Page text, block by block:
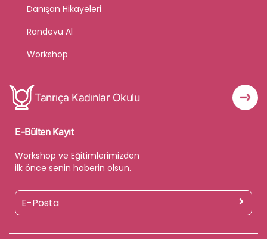
Danışan Hikayeleri
Randevu Al
Workshop
Tanrıça Kadınlar Okulu
E-Bülten Kayıt
Workshop ve Eğitimlerimizden
ilk önce senin haberin olsun.